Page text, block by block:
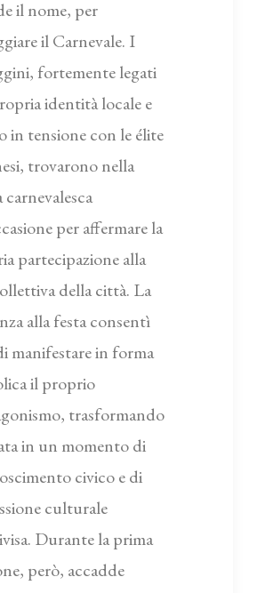
il nome, per
il Carnevale. I
fortemente legati
identità locale e
in tensione con le élite
trovarono nella
carnevalesca
per affermare la
partecipazione alla
della città. La
alla festa consentì
manifestare in forma
il proprio
trasformando
in un momento di
civico e di
culturale
Durante la prima
però, accadde